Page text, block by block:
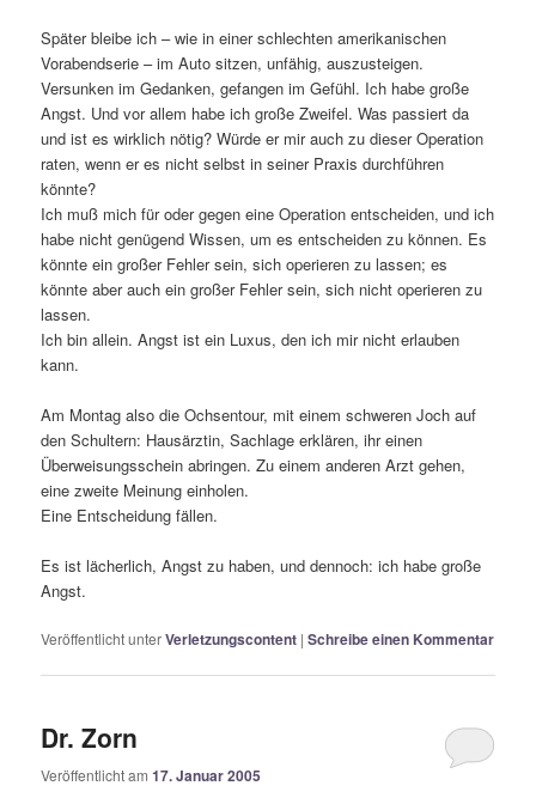
Später bleibe ich – wie in einer schlechten amerikanischen
Vorabendserie – im Auto sitzen, unfähig, auszusteigen.
Versunken im Gedanken, gefangen im Gefühl. Ich habe große
Angst. Und vor allem habe ich große Zweifel. Was passiert da
und ist es wirklich nötig? Würde er mir auch zu dieser Operation
raten, wenn er es nicht selbst in seiner Praxis durchführen
könnte?
Ich muß mich für oder gegen eine Operation entscheiden, und ich
habe nicht genügend Wissen, um es entscheiden zu können. Es
könnte ein großer Fehler sein, sich operieren zu lassen; es
könnte aber auch ein großer Fehler sein, sich nicht operieren zu
lassen.
Ich bin allein. Angst ist ein Luxus, den ich mir nicht erlauben
kann.
Am Montag also die Ochsentour, mit einem schweren Joch auf
den Schultern: Hausärztin, Sachlage erklären, ihr einen
Überweisungsschein abringen. Zu einem anderen Arzt gehen,
eine zweite Meinung einholen.
Eine Entscheidung fällen.
Es ist lächerlich, Angst zu haben, und dennoch: ich habe große
Angst.
Veröffentlicht unterVerletzungscontent |Schreibe einen Kommentar
Dr. Zorn
Veröffentlicht am17. Januar 2005